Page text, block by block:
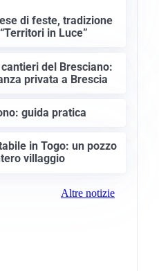
di feste, tradizione
in Luce”
del Bresciano:
privata a Brescia
guida pratica
in Togo: un pozzo
villaggio
Altre notizie